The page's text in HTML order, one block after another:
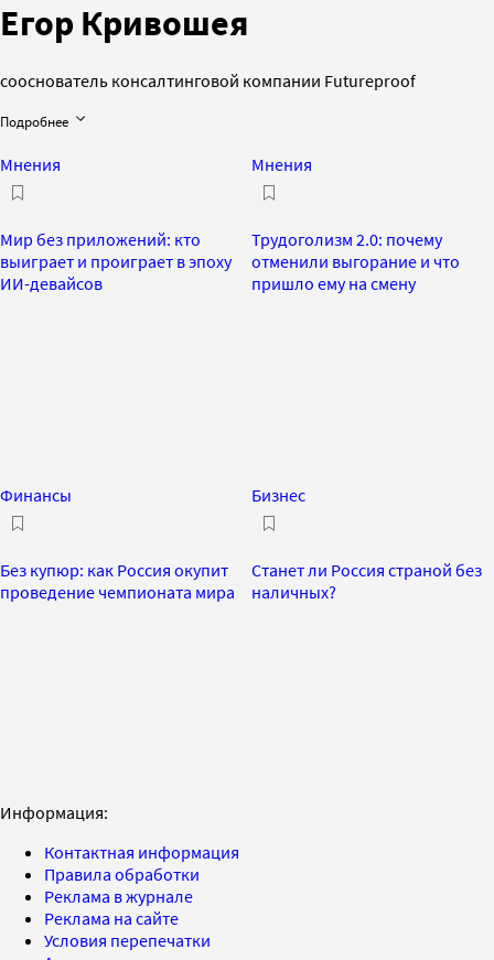
Егор Кривошея
сооснователь консалтинговой компании Futureproof
Подробнее
Мнения
Мир без приложений: кто
выиграет и проиграет в эпоху
ИИ-девайсов
Мнения
Трудоголизм 2.0: почему
отменили выгорание и что
пришло ему на смену
Финансы
Без купюр: как Россия окупит
проведение чемпионата мира
Бизнес
Станет ли Россия страной без
наличных?
Информация:
Контактная информация
Правила обработки
Реклама в журнале
Реклама на сайте
Условия перепечатки